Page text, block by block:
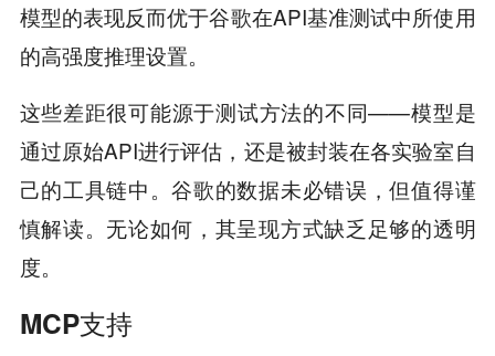
模型的表现反而优于谷歌在API基准测试中所使用
的高强度推理设置。
这些差距很可能源于测试方法的不同——模型是
通过原始API进行评估，还是被封装在各实验室自
己的工具链中。谷歌的数据未必错误，但值得谨
慎解读。无论如何，其呈现方式缺乏足够的透明
度。
MCP支持